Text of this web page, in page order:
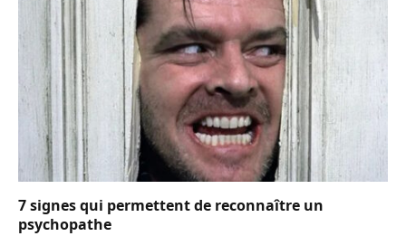
7 signes qui permettent de reconnaître un
psychopathe